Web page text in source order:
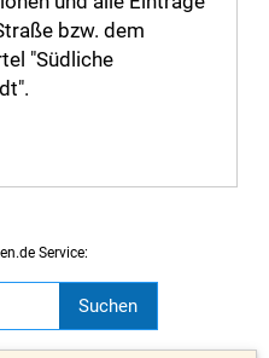
bzw. dem
"Südliche
Service: